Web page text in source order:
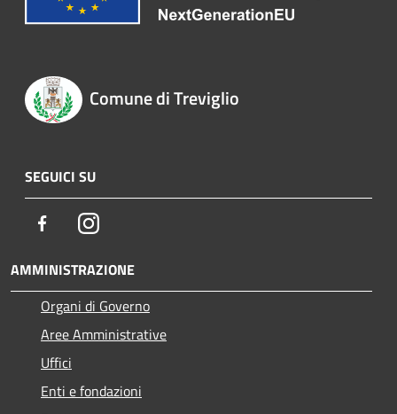
Comune di Treviglio
SEGUICI SU
FacebookInstagram
AMMINISTRAZIONE
Organi di Governo
Aree Amministrative
Uffici
Enti e fondazioni